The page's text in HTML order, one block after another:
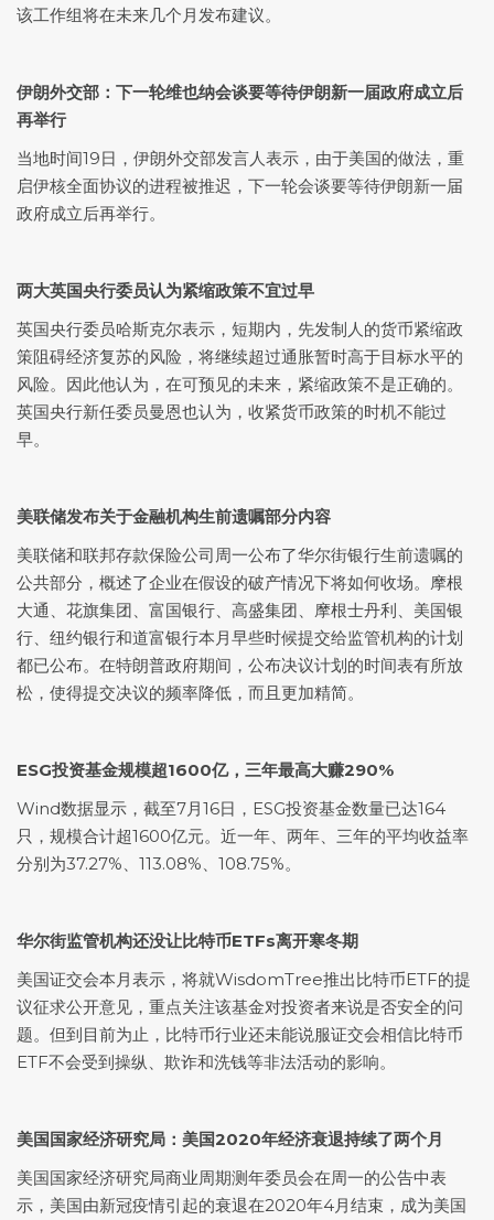
该工作组将在未来几个月发布建议。
伊朗外交部：下一轮维也纳会谈要等待伊朗新一届政府成立后
再举行
当地时间19日，伊朗外交部发言人表示，由于美国的做法，重
启伊核全面协议的进程被推迟，下一轮会谈要等待伊朗新一届
政府成立后再举行。
两大英国央行委员认为紧缩政策不宜过早
英国央行委员哈斯克尔表示，短期内，先发制人的货币紧缩政
策阻碍经济复苏的风险，将继续超过通胀暂时高于目标水平的
风险。因此他认为，在可预见的未来，紧缩政策不是正确的。
英国央行新任委员曼恩也认为，收紧货币政策的时机不能过
早。
美联储发布关于金融机构生前遗嘱部分内容
美联储和联邦存款保险公司周一公布了华尔街银行生前遗嘱的
公共部分，概述了企业在假设的破产情况下将如何收场。摩根
大通、花旗集团、富国银行、高盛集团、摩根士丹利、美国银
行、纽约银行和道富银行本月早些时候提交给监管机构的计划
都已公布。在特朗普政府期间，公布决议计划的时间表有所放
松，使得提交决议的频率降低，而且更加精简。
ESG投资基金规模超1600亿，三年最高大赚290%
Wind数据显示，截至7月16日，ESG投资基金数量已达164
只，规模合计超1600亿元。近一年、两年、三年的平均收益率
分别为37.27%、113.08%、108.75%。
华尔街监管机构还没让比特币ETFs离开寒冬期
美国证交会本月表示，将就WisdomTree推出比特币ETF的提
议征求公开意见，重点关注该基金对投资者来说是否安全的问
题。但到目前为止，比特币行业还未能说服证交会相信比特币
ETF不会受到操纵、欺诈和洗钱等非法活动的影响。
美国国家经济研究局：美国2020年经济衰退持续了两个月
美国国家经济研究局商业周期测年委员会在周一的公告中表
示，美国由新冠疫情引起的衰退在2020年4月结束，成为美国